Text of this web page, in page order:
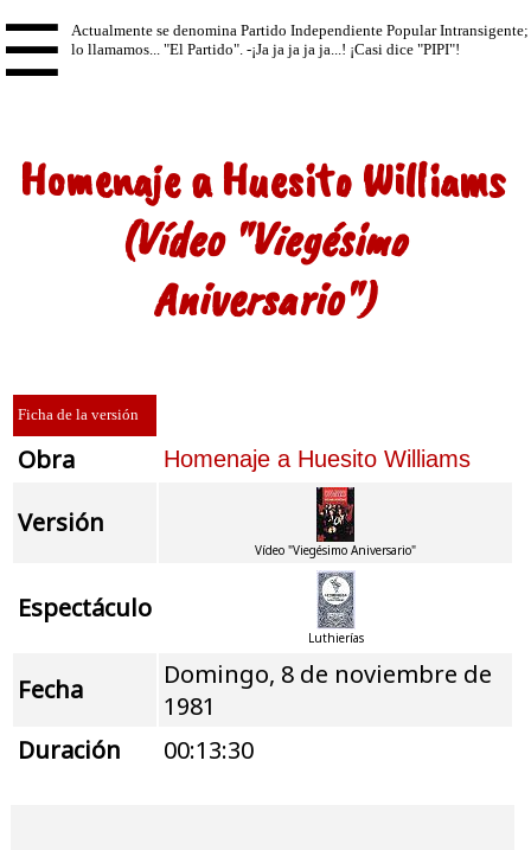
☰
Homenaje a Huesito Williams
(Vídeo "Viegésimo
Aniversario")
Ficha de la versión
Obra Homenaje a Huesito Williams
Versión
Vídeo "Viegésimo Aniversario"
Espectáculo
Luthierías
Fecha
Domingo, 8 de noviembre de
1981
Duración
00:13:30